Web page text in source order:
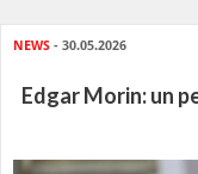
NEWS - 30.05.2026
Edgar Morin: un